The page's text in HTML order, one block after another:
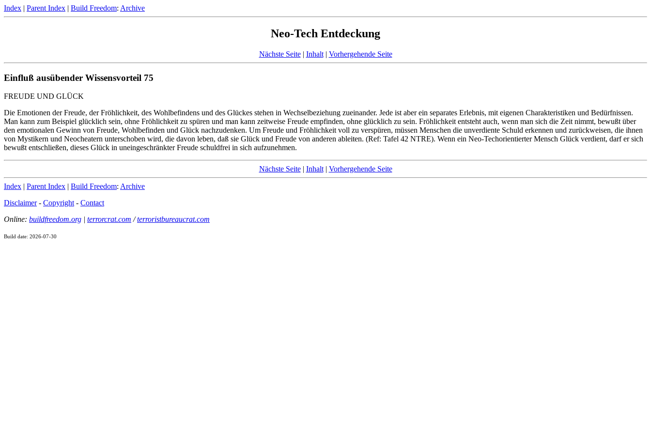
Index | Parent Index | Build Freedom: Archive
Neo-Tech Entdeckung
Nächste Seite| Inhalt| Vorhergehende Seite
Einfluß ausübender Wissensvorteil 75
FREUDE UND GLÜCK
Die Emotionen der Freude, der Fröhlichkeit, des Wohlbefindens und des Glückes stehen in Wechselbeziehung zueinander. Jede ist aber ein separates Erlebnis, mit eigenen Charakteristiken und Bedürfnissen.
Man kann zum Beispiel glücklich sein, ohne Fröhlichkeit zu spüren und man kann zeitweise Freude empfinden, ohne glücklich zu sein. Fröhlichkeit entsteht auch, wenn man sich die Zeit nimmt, bewußt über
den emotionalen Gewinn von Freude, Wohlbefinden und Glück nachzudenken. Um Freude und Fröhlichkeit voll zu verspüren, müssen Menschen die unverdiente Schuld erkennen und zurückweisen, die ihnen
von Mystikern und Neocheatern unterschoben wird, die davon leben, daß sie Glück und Freude von anderen ableiten. (Ref: Tafel 42 NTRE). Wenn ein Neo-Techorientierter Mensch Glück verdient, darf er sich
bewußt entschließen, dieses Glück in uneingeschränkter Freude schuldfrei in sich aufzunehmen.
Nächste Seite| Inhalt| Vorhergehende Seite
Index | Parent Index | Build Freedom: Archive
Disclaimer- Copyright - Contact
Online: buildfreedom.org | terrorcrat.com /terroristbureaucrat.com
Build date: 2026-07-30